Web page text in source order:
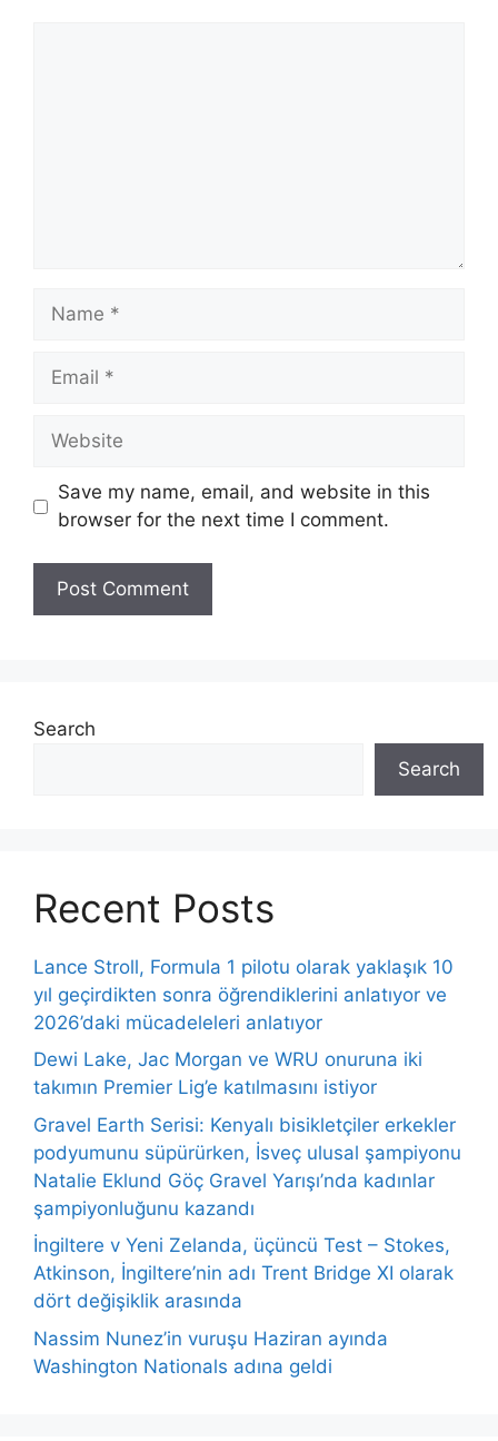
Name
Email
Website
Save my name, email, and website in this
browser for the next time I comment.
Search
Search
Recent Posts
Lance Stroll, Formula 1 pilotu olarak yaklaşık 10
yıl geçirdikten sonra öğrendiklerini anlatıyor ve
2026’daki mücadeleleri anlatıyor
Dewi Lake, Jac Morgan ve WRU onuruna iki
takımın Premier Lig’e katılmasını istiyor
Gravel Earth Serisi: Kenyalı bisikletçiler erkekler
podyumunu süpürürken, İsveç ulusal şampiyonu
Natalie Eklund Göç Gravel Yarışı’nda kadınlar
şampiyonluğunu kazandı
İngiltere v Yeni Zelanda, üçüncü Test – Stokes,
Atkinson, İngiltere’nin adı Trent Bridge XI olarak
dört değişiklik arasında
Nassim Nunez’in vuruşu Haziran ayında
Washington Nationals adına geldi